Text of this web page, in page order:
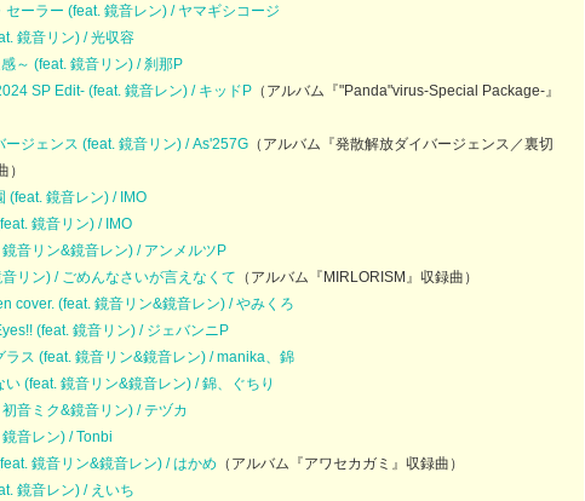
セーラー (feat. 鏡音レン) / ヤマギシコージ
鏡音リン) / 光収容
～ (feat. 鏡音リン) / 刹那P
SP Edit- (feat. 鏡音レン) / キッドP （アルバム『"Panda"virus-Special Package-』
ージェンス (feat. 鏡音リン) / As'257G （アルバム『発散解放ダイバージェンス／裏切
(feat. 鏡音レン) / IMO
鏡音リン) / IMO
音リン&鏡音レン) / アンメルツP
リン) / ごめんなさいが言えなくて （アルバム『MIRLORISM』収録曲）
cover. (feat. 鏡音リン&鏡音レン) / やみくろ
(feat. 鏡音リン) / ジェバンニP
ラス (feat. 鏡音リン&鏡音レン) / manika、錦
(feat. 鏡音リン&鏡音レン) / 錦、ぐちり
音ミク&鏡音リン) / テヅカ
音レン) / Tonbi
鏡音リン&鏡音レン) / はかめ （アルバム『アワセカガミ』収録曲）
鏡音レン) / えいち